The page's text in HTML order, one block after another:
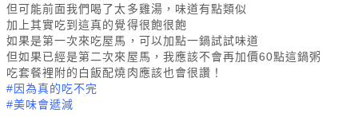
但可能前面我們喝了太多雞湯，味道有點類似
加上其實吃到這真的覺得很飽很飽
如果是第一次來吃屋馬，可以加點一鍋試試味道
但如果已經是第二次來屋馬，我應該不會再加價60點這鍋粥
吃套餐裡附的白飯配燒肉應該也會很讚！
#因為真的吃不完
#美味會遞減